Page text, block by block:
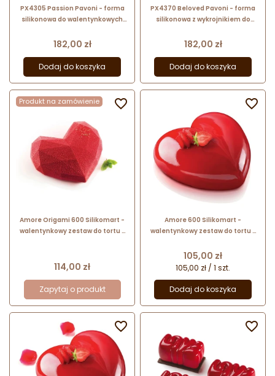
PX4305 Passion Pavoni - forma
silikonowa do walentynkowych
poj. 100 ml x 12 porcji
Cena
182,00 zł
Dodaj do koszyka
PX4370 Beloved Pavoni - forma
silikonowa z wykrojnikiem do
127 mm / poj. 200 ml x 9 porcji
Cena
182,00 zł
Dodaj do koszyka
Produkt na zamówienie
Amore Origami 600 Silikomart -
walentynkowy zestaw do tortu -
Cena
114,00 zł
Zapytaj o produkt

Amore 600 Silikomart -
walentynkowy zestaw do tortu -
serce - poj. 600 ml
Cena
105,00 zł
105,00 zł / 1 szt.
Dodaj do koszyka

 